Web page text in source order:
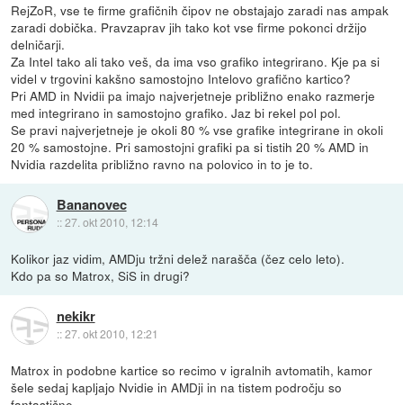
RejZoR, vse te firme grafičnih čipov ne obstajajo zaradi nas ampak
zaradi dobička. Pravzaprav jih tako kot vse firme pokonci držijo
delničarji.
Za Intel tako ali tako veš, da ima vso grafiko integrirano. Kje pa si
videl v trgovini kakšno samostojno Intelovo grafično kartico?
Pri AMD in Nvidii pa imajo najverjetneje približno enako razmerje
med integrirano in samostojno grafiko. Jaz bi rekel pol pol.
Se pravi najverjetneje je okoli 80 % vse grafike integrirane in okoli
20 % samostojne. Pri samostojni grafiki pa si tistih 20 % AMD in
Nvidia razdelita približno ravno na polovico in to je to.
Bananovec
::27. okt 2010, 12:14
Kolikor jaz vidim, AMDju tržni delež narašča (čez celo leto).
Kdo pa so Matrox, SiS in drugi?
nekikr
::27. okt 2010, 12:21
Matrox in podobne kartice so recimo v igralnih avtomatih, kamor
šele sedaj kapljajo Nvidie in AMDji in na tistem področju so